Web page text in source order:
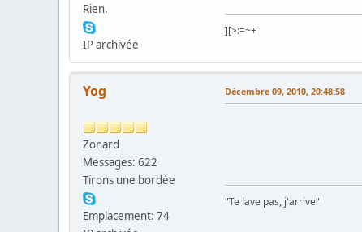
Rien.
IP archivée
][>:=~+
Yog
Zonard
Messages: 622
Tirons une bordée
Emplacement: 74
Décembre 09, 2010, 20:48:58
"Te lave pas, j'arrive"